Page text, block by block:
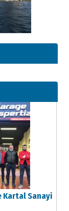
Kartal Sanayi